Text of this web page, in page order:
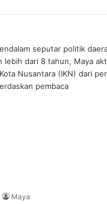
seputar politik
lebih dari 8 tahun, Maya
Nusantara (IKN) dari
pembaca
Maya